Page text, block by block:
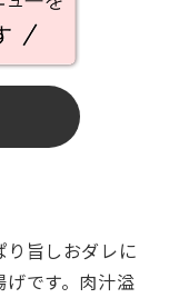
旨しおダレに
です。肉汁溢